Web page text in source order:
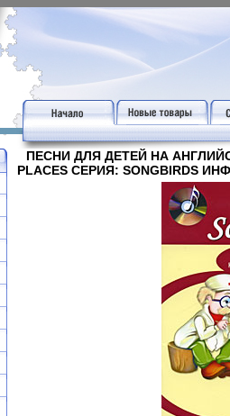
ПЕСНИ ДЛЯ ДЕТЕЙ НА
PLACES СЕРИЯ: SONGBIRDS